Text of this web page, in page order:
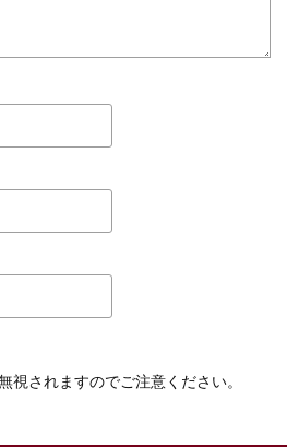
視されますのでご注意ください。